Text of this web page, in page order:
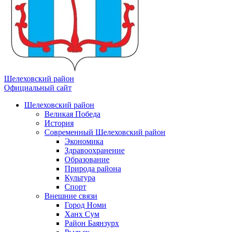
Шелеховский район
Официальный сайт
Шелеховский район
Великая Победа
История
Современный Шелеховский район
Экономика
Здравоохранение
Образование
Природа района
Культура
Спорт
Внешние связи
Город Номи
Ханх Сум
Район Баянзурх